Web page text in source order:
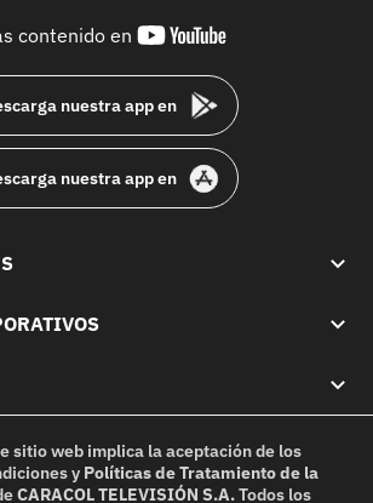
contenido en
youtube-
nuestra app en
nuestra app en
sitio web implica la aceptación de los
y Políticas de Tratamiento de la
CARACOL TELEVISIÓN S.A.Todos los